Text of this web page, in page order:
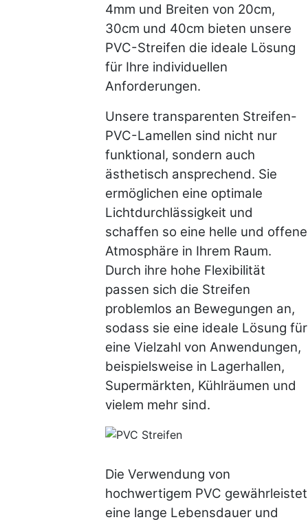
4mm und Breiten von 20cm,
30cm und 40cm bieten unsere
PVC-Streifen die ideale Lösung
für Ihre individuellen
Anforderungen.
Unsere transparenten Streifen-
PVC-Lamellen sind nicht nur
funktional, sondern auch
ästhetisch ansprechend. Sie
ermöglichen eine optimale
Lichtdurchlässigkeit und
schaffen so eine helle und offene
Atmosphäre in Ihrem Raum.
Durch ihre hohe Flexibilität
passen sich die Streifen
problemlos an Bewegungen an,
sodass sie eine ideale Lösung für
eine Vielzahl von Anwendungen,
beispielsweise in Lagerhallen,
Supermärkten, Kühlräumen und
vielem mehr sind.
Die Verwendung von
hochwertigem PVC gewährleistet
eine lange Lebensdauer und